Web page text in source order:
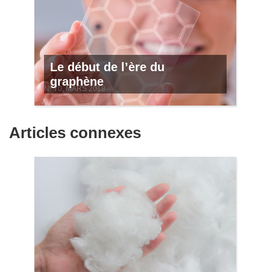
Le début de l’ère du
graphène
Nº 70, MARS 2018
Articles connexes